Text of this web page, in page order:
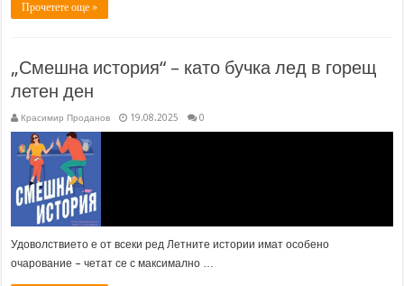
Прочетете още »
„Смешна история“ – като бучка лед в горещ
летен ден
Красимир Проданов 19.08.2025 0
Удоволствието е от всеки ред Летните истории имат особено
очарование – четат се с максимално …